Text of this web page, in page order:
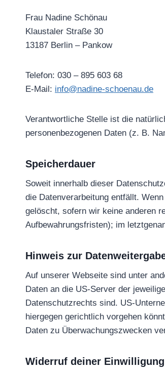
Frau Nadine Schönau
Klaustaler Straße 30
13187 Berlin – Pankow
Telefon: 030 – 895 603 68
E-Mail: info@nadine-schoenau.de
Verantwortliche Stelle ist die
personenbezogenen Daten (z. B.
Speicherdauer
Soweit innerhalb dieser
die Datenverarbeitung entfällt.
gelöscht, sofern wir keine anderen
Aufbewahrungsfristen); im
Hinweis zur
Auf unserer Webseite sind unter
Daten an die US-Server der
Datenschutzrechts sind. US-
hiergegen gerichtlich vorgehen
Daten zu Überwachungszwecken
Widerruf deiner